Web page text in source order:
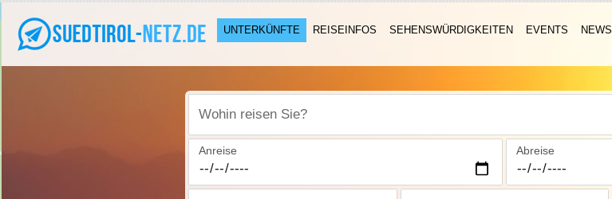
UNTERKÜNFTE REISEINFOS SEHENSWÜRDIGKEITEN EVENTS NEWS
Wohin reisen Sie?
Anreise Abreise